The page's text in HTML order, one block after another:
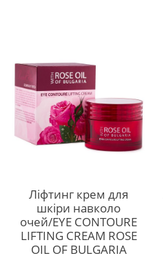
Ліфтинг крем для
шкіри навколо
очей/EYE CONTOURE
LIFTING CREAM ROSE
OIL OF BULGARIA